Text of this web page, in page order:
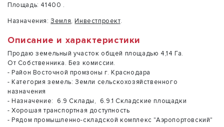
Площадь: 41400 .
Назначения: Земля, Инвестпроект.
Описание и характеристики
Продаю земельный участок общей площадью 4,14 Га.
От Собственника. Без комиссии.
- Район Восточной промзоны г. Краснодара
- Категория земель: Земли сельскохозяйственного
назначения
- Назначение: 6.9 Склады, 6.9.1 Складские площадки
- Хорошая транспортная доступность
- Рядом промышленно-складской комплекс "Аэропортовский"